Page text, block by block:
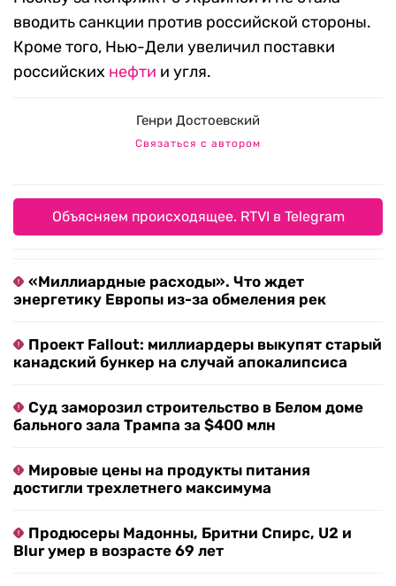
вводить санкции против российской стороны.
Кроме того, Нью-Дели увеличил поставки
российских нефти и угля.
Генри Достоевский
Связаться с автором
Объясняем происходящее. RTVI в Telegram
«Миллиардные расходы». Что ждет
энергетику Европы из-за обмеления рек
Проект Fallout: миллиардеры выкупят старый
канадский бункер на случай апокалипсиса
Суд заморозил строительство в Белом доме
бального зала Трампа за $400 млн
Мировые цены на продукты питания
достигли трехлетнего максимума
Продюсеры Мадонны, Бритни Спирс, U2 и
Blur умер в возрасте 69 лет